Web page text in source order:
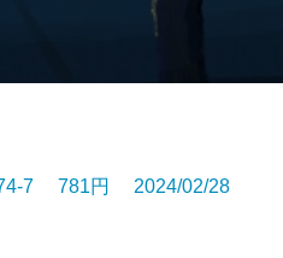
7 781円 2024/02/28